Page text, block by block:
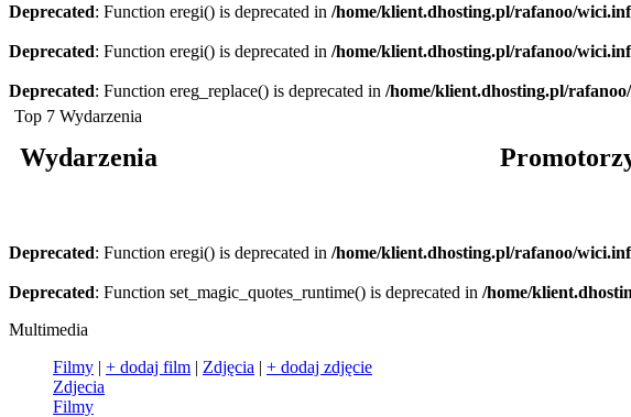
Deprecated: Function eregi() is deprecated in /home/klient.dhosting.pl/rafanoo/
Deprecated: Function eregi() is deprecated in /home/klient.dhosting.pl/rafanoo/
Deprecated: Function ereg_replace() is deprecated in /home/klient.dhosting.pl/
Top 7 Wydarzenia
Wydarzenia
Deprecated: Function eregi() is deprecated in /home/klient.dhosting.pl/rafanoo/
Deprecated: Function set_magic_quotes_runtime() is deprecated in /home/
Multimedia
Filmy | + dodaj film | Zdjęcia | + dodaj zdjęcie
Zdjecia
Filmy